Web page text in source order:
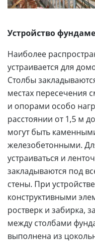
Устройство
Наиболее
устраивается для
Столбы
местах пересечения
и опорами особо
расстоянии от 1,5 м
могут быть
железобетонными.
устраиваться и
закладываются под
стены. При
конструктивными
ростверк и забирка,
между столбами
выполнена из